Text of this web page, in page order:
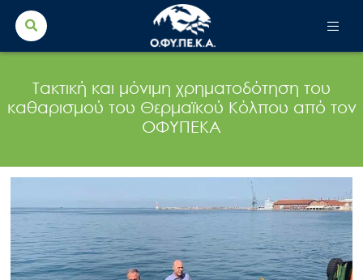
Search
for:
Τακτική και μόνιμη χρηματοδότηση του
καθαρισμού του Θερμαϊκού Κόλπου από τον
ΟΦΥΠΕΚΑ